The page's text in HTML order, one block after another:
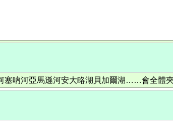
吶河亞馬遜河安大略湖貝加爾湖……會全體夾